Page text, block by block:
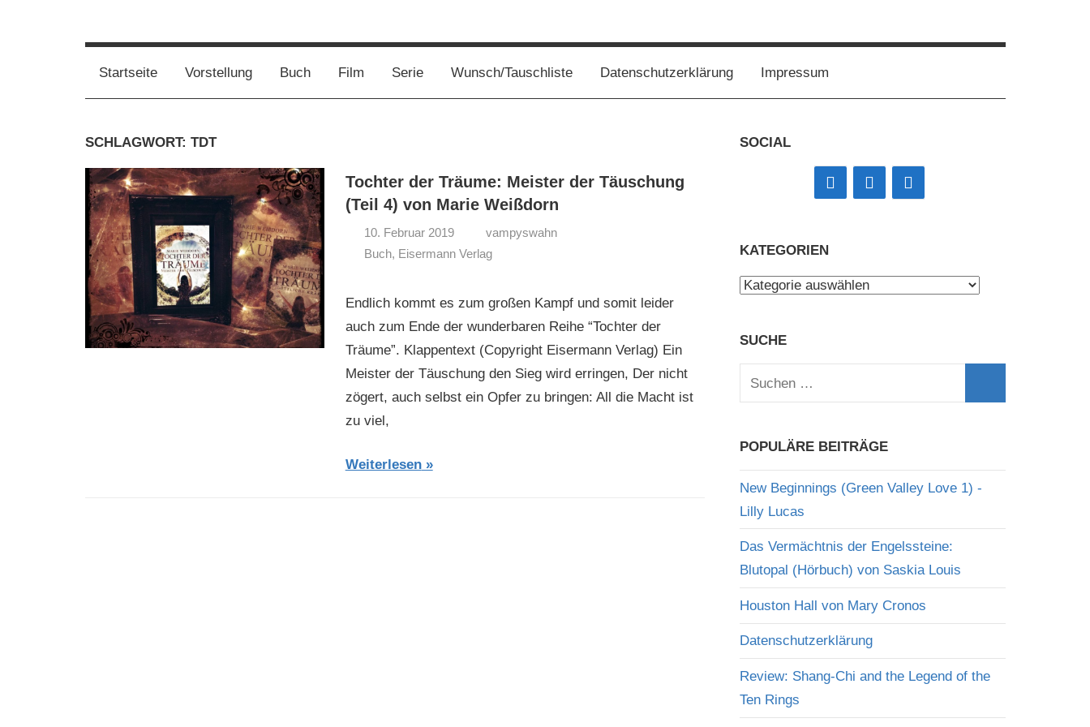
Vampirwaschbaers
Wahnsinn
Bücher,
Events,
Leben
oder
mein
persönlicher
Wahnsinn
Startseite Vorstellung Buch Film Serie Wunsch/Tauschliste Datenschutzerklärung Impressum
SCHLAGWORT: TDT
Tochter der Träume: Meister der Täuschung
(Teil 4) von Marie Weißdorn
10. Februar 2019
vampyswahn
Buch, Eisermann Verlag
Endlich kommt es zum großen Kampf und somit leider
auch zum Ende der wunderbaren Reihe “Tochter der
Träume”. Klappentext (Copyright Eisermann Verlag) Ein
Meister der Täuschung den Sieg wird erringen, Der nicht
zögert, auch selbst ein Opfer zu bringen: All die Macht ist
zu viel,
Weiterlesen
SOCIAL
KATEGORIEN
Kategorien
SUCHE
Suchen
nach:
POPULÄRE BEITRÄGE
New Beginnings (Green Valley Love 1) -
Lilly Lucas
Das Vermächtnis der Engelssteine:
Blutopal (Hörbuch) von Saskia Louis
Houston Hall von Mary Cronos
Datenschutzerklärung
Review: Shang-Chi and the Legend of the
Ten Rings